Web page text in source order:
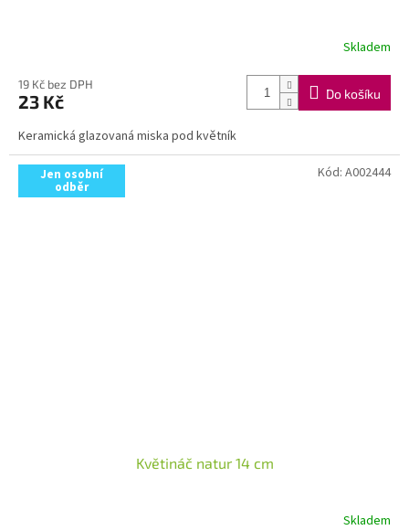
Skladem
19 Kč bez DPH
23 Kč Do košíku
Keramická glazovaná miska pod květník
Jen osobní
odběr
Květináč natur 14 cm
Skladem
Kód: A002444